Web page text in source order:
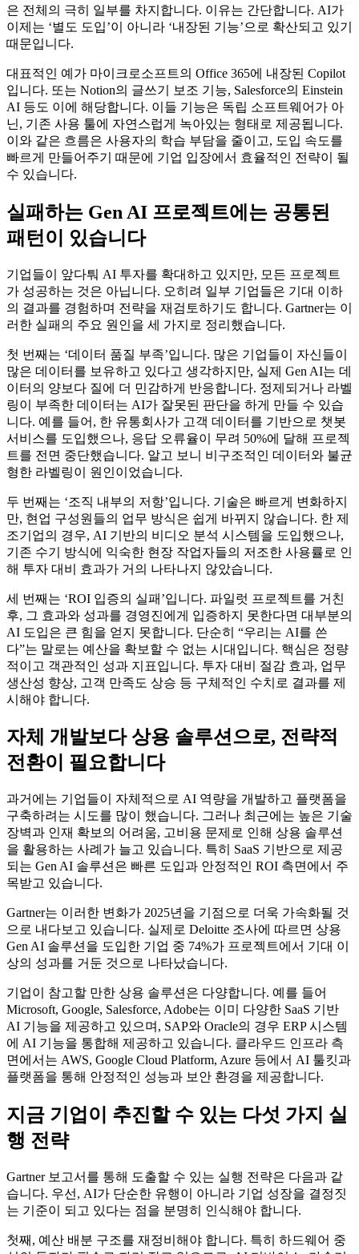
은 전체의 극히 일부를 차지합니다. 이유는 간단합니다. AI가
이제는 ‘별도 도입’이 아니라 ‘내장된 기능’으로 확산되고 있기
때문입니다.
대표적인 예가 마이크로소프트의 Office 365에 내장된 Copilot
입니다. 또는 Notion의 글쓰기 보조 기능, Salesforce의 Einstein
AI 등도 이에 해당합니다. 이들 기능은 독립 소프트웨어가 아
닌, 기존 사용 툴에 자연스럽게 녹아있는 형태로 제공됩니다.
이와 같은 흐름은 사용자의 학습 부담을 줄이고, 도입 속도를
빠르게 만들어주기 때문에 기업 입장에서 효율적인 전략이 될
수 있습니다.
실패하는 Gen AI 프로젝트에는 공통된
패턴이 있습니다
기업들이 앞다퉈 AI 투자를 확대하고 있지만, 모든 프로젝트
가 성공하는 것은 아닙니다. 오히려 일부 기업들은 기대 이하
의 결과를 경험하며 전략을 재검토하기도 합니다. Gartner는 이
러한 실패의 주요 원인을 세 가지로 정리했습니다.
첫 번째는 ‘데이터 품질 부족’입니다. 많은 기업들이 자신들이
많은 데이터를 보유하고 있다고 생각하지만, 실제 Gen AI는 데
이터의 양보다 질에 더 민감하게 반응합니다. 정제되거나 라벨
링이 부족한 데이터는 AI가 잘못된 판단을 하게 만들 수 있습
니다. 예를 들어, 한 유통회사가 고객 데이터를 기반으로 챗봇
서비스를 도입했으나, 응답 오류율이 무려 50%에 달해 프로젝
트를 전면 중단했습니다. 알고 보니 비구조적인 데이터와 불균
형한 라벨링이 원인이었습니다.
두 번째는 ‘조직 내부의 저항’입니다. 기술은 빠르게 변화하지
만, 현업 구성원들의 업무 방식은 쉽게 바뀌지 않습니다. 한 제
조기업의 경우, AI 기반의 비디오 분석 시스템을 도입했으나,
기존 수기 방식에 익숙한 현장 작업자들의 저조한 사용률로 인
해 투자 대비 효과가 거의 나타나지 않았습니다.
세 번째는 ‘ROI 입증의 실패’입니다. 파일럿 프로젝트를 거친
후, 그 효과와 성과를 경영진에게 입증하지 못한다면 대부분의
AI 도입은 큰 힘을 얻지 못합니다. 단순히 “우리는 AI를 쓴
다”는 말로는 예산을 확보할 수 없는 시대입니다. 핵심은 정량
적이고 객관적인 성과 지표입니다. 투자 대비 절감 효과, 업무
생산성 향상, 고객 만족도 상승 등 구체적인 수치로 결과를 제
시해야 합니다.
자체 개발보다 상용 솔루션으로, 전략적
전환이 필요합니다
과거에는 기업들이 자체적으로 AI 역량을 개발하고 플랫폼을
구축하려는 시도를 많이 했습니다. 그러나 최근에는 높은 기술
장벽과 인재 확보의 어려움, 고비용 문제로 인해 상용 솔루션
을 활용하는 사례가 늘고 있습니다. 특히 SaaS 기반으로 제공
되는 Gen AI 솔루션은 빠른 도입과 안정적인 ROI 측면에서 주
목받고 있습니다.
Gartner는 이러한 변화가 2025년을 기점으로 더욱 가속화될 것
으로 내다보고 있습니다. 실제로 Deloitte 조사에 따르면 상용
Gen AI 솔루션을 도입한 기업 중 74%가 프로젝트에서 기대 이
상의 성과를 거둔 것으로 나타났습니다.
기업이 참고할 만한 상용 솔루션은 다양합니다. 예를 들어
Microsoft, Google, Salesforce, Adobe는 이미 다양한 SaaS 기반
AI 기능을 제공하고 있으며, SAP와 Oracle의 경우 ERP 시스템
에 AI 기능을 통합해 제공하고 있습니다. 클라우드 인프라 측
면에서는 AWS, Google Cloud Platform, Azure 등에서 AI 툴킷과
플랫폼을 통해 안정적인 성능과 보안 환경을 제공합니다.
지금 기업이 추진할 수 있는 다섯 가지 실
행 전략
Gartner 보고서를 통해 도출할 수 있는 실행 전략은 다음과 같
습니다. 우선, AI가 단순한 유행이 아니라 기업 성장을 결정짓
는 기준이 되고 있다는 점을 분명히 인식해야 합니다.
첫째, 예산 배분 구조를 재정비해야 합니다. 특히 하드웨어 중